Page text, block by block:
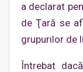
a declarat
de Ţară se
grupurilor de
Întrebat